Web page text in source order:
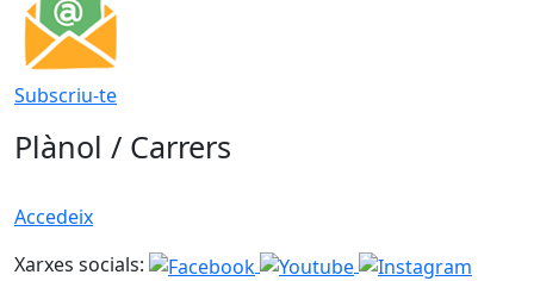
Subscriu-te
Plànol / Carrers
Accedeix
Xarxes socials: